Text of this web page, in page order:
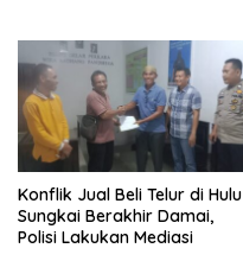
Konflik Jual Beli Telur di Hulu
Sungkai Berakhir Damai,
Polisi Lakukan Mediasi